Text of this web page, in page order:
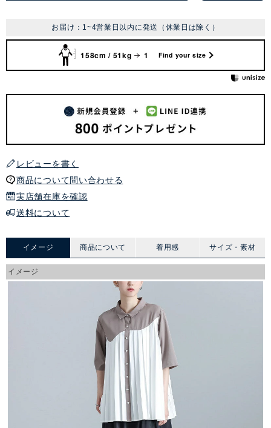
お届け：1~4営業日以内に発送（休業日は除く）
158cm / 51kg 1 Find your size
レビューを書く
商品について問い合わせる
実店舗在庫を確認
送料について
イメージ 商品について 着用感 サイズ・素材
イメージ